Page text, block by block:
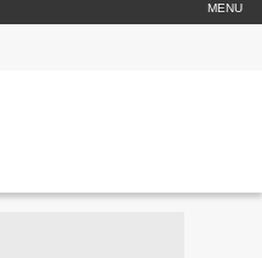
MENU